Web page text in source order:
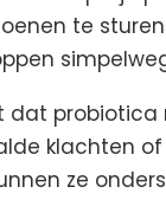
te
dat probiotica
klachten
ze